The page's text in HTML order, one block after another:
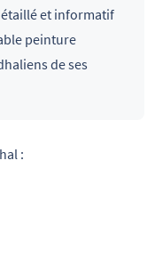
et informatif
peinture
de ses
: